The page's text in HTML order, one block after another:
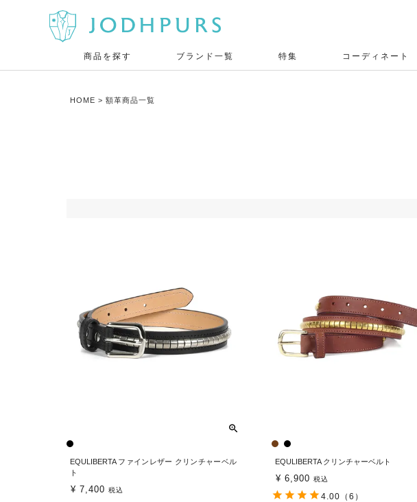
商品を探す ブランド一覧 特集 コーディネート
HOME 額革商品一覧
EQULIBERTA ファインレザー クリンチャーベル
ト
¥ 7,400 税込
EQULIBERTA クリンチャーベルト
¥ 6,900 税込
4.00 （6）